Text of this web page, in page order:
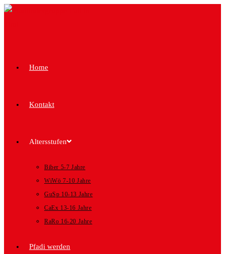
Home
Kontakt
Altersstufen
Biber 5-7 Jahre
WiWö 7-10 Jahre
GuSp 10-13 Jahre
CaEx 13-16 Jahre
RaRo 16-20 Jahre
Pfadi werden